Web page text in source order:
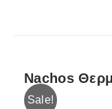
Sale!
Nachos